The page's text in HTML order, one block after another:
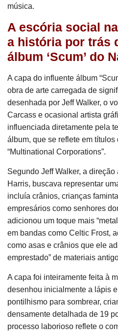
música.
A escória social
a história por trás
álbum ‘Scum’ do
A capa do influente álbum
obra de arte carregada de
desenhada por Jeff Walker, o
Carcass e ocasional artista
influenciada diretamente pela
álbum, que se reflete em títulos
“Multinational Corporations”.
Segundo Jeff Walker, a
Harris, buscava representar
incluía crânios, crianças
empresários como senhores
adicionou um toque mais
em bandas como Celtic Frost,
como asas e crânios que ele
emprestado” de materiais
A capa foi inteiramente feita à
desenhou inicialmente a lápis
pontilhismo para sombrear,
densamente detalhada de 19
processo laborioso reflete o